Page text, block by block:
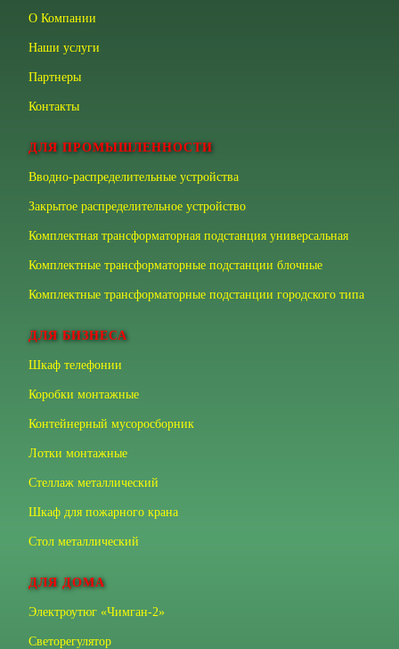
О Компании
Наши услуги
Партнеры
Контакты
ДЛЯ ПРОМЫШЛЕННОСТИ
Вводно-распределительные устройства
Закрытое распределительное устройство
Комплектная трансформаторная подстанция универсальная
Комплектные трансформаторные подстанции блочные
Комплектные трансформаторные подстанции городского типа
ДЛЯ БИЗНЕСА
Шкаф телефонии
Коробки монтажные
Контейнерный мусоросборник
Лотки монтажные
Стеллаж металлический
Шкаф для пожарного крана
Стол металлический
ДЛЯ ДОМА
Электроутюг «Чимган-2»
Светорегулятор